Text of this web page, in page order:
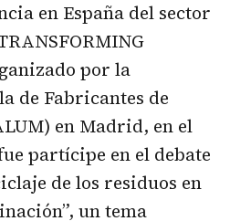
en España del sector
por la
de Fabricantes de
en Madrid, en el
partícipe en el debate
de los residuos en
un tema